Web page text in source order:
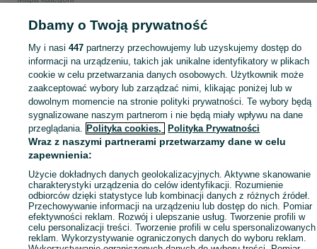
Mapa miejscowości
Popularne wyszukiwania
Dbamy o Twoją prywatność
My i nasi447 partnerzy przechowujemy lub uzyskujemy dostęp do
informacji na urządzeniu, takich jak unikalne identyfikatory w plikach
cookie w celu przetwarzania danych osobowych. Użytkownik może
zaakceptować wybory lub zarządzać nimi, klikając poniżej lub w
dowolnym momencie na stronie polityki prywatności. Te wybory będą
sygnalizowane naszym partnerom i nie będą miały wpływu na dane
przeglądania. Polityka cookies, Polityka Prywatności
Wraz z naszymi partnerami przetwarzamy dane w celu
zapewnienia:
Użycie dokładnych danych geolokalizacyjnych. Aktywne skanowanie
charakterystyki urządzenia do celów identyfikacji. Rozumienie
odbiorców dzięki statystyce lub kombinacji danych z różnych źródeł.
Przechowywanie informacji na urządzeniu lub dostęp do nich. Pomiar
efektywności reklam. Rozwój i ulepszanie usług. Tworzenie profili w
celu personalizacji treści. Tworzenie profili w celu spersonalizowanych
reklam. Wykorzystywanie ograniczonych danych do wyboru reklam.